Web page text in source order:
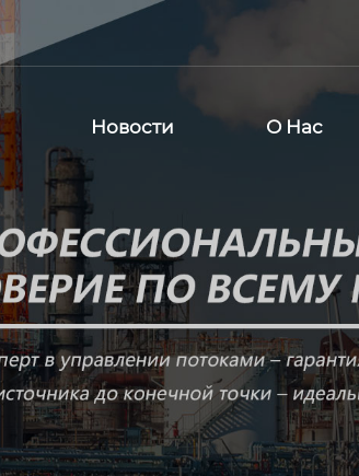
Новости О Нас